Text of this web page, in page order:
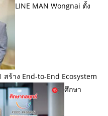
LINE MAN Wongnai ตั้ง
ร้าง End-to-End Ecosystem
ศึกษา